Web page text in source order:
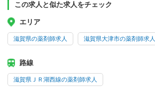
この求人と似た求人をチェック
エリア
滋賀県の薬剤師求人 滋賀県大津市の薬剤師求人
路線
滋賀県ＪＲ湖西線の薬剤師求人